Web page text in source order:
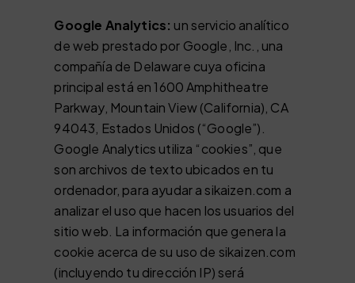
Google Analytics: un servicio analítico
de web prestado por Google, Inc., una
compañía de Delaware cuya oficina
principal está en 1600 Amphitheatre
Parkway, Mountain View (California), CA
94043, Estados Unidos (“Google”).
Google Analytics utiliza “cookies”, que
son archivos de texto ubicados en tu
ordenador, para ayudar a sikaizen.com a
analizar el uso que hacen los usuarios del
sitio web. La información que genera la
cookie acerca de su uso de sikaizen.com
(incluyendo tu dirección IP) será